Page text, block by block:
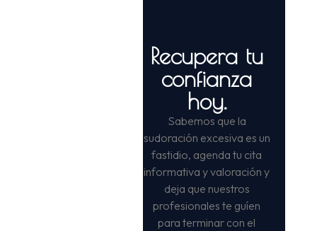
Recupera tu
confianza
hoy.
Sabemos que la
sudoración excesiva es un
fastidio, agenda tu cita
informativa y valoración y
deja que nuestros
profesionales te guíen
para terminar con el